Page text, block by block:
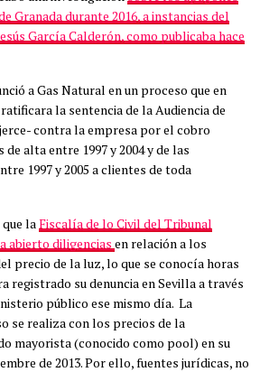
Granada durante 2016, a instancias del
García Calderón, como publicaba hace
a Gas Natural en un proceso que en
la sentencia de la Audiencia de
contra la empresa por el cobro
alta entre 1997 y 2004 y de las
1997 y 2005 a clientes de toda
laFiscalía de lo Civil del Tribunal
abierto diligencias en relación a los
precio de la luz, lo que se conocía horas
registrado su denuncia en Sevilla a través
público ese mismo día. La
se realiza con los precios de la
mayorista (conocido como pool) en su
de 2013. Por ello, fuentes jurídicas, no